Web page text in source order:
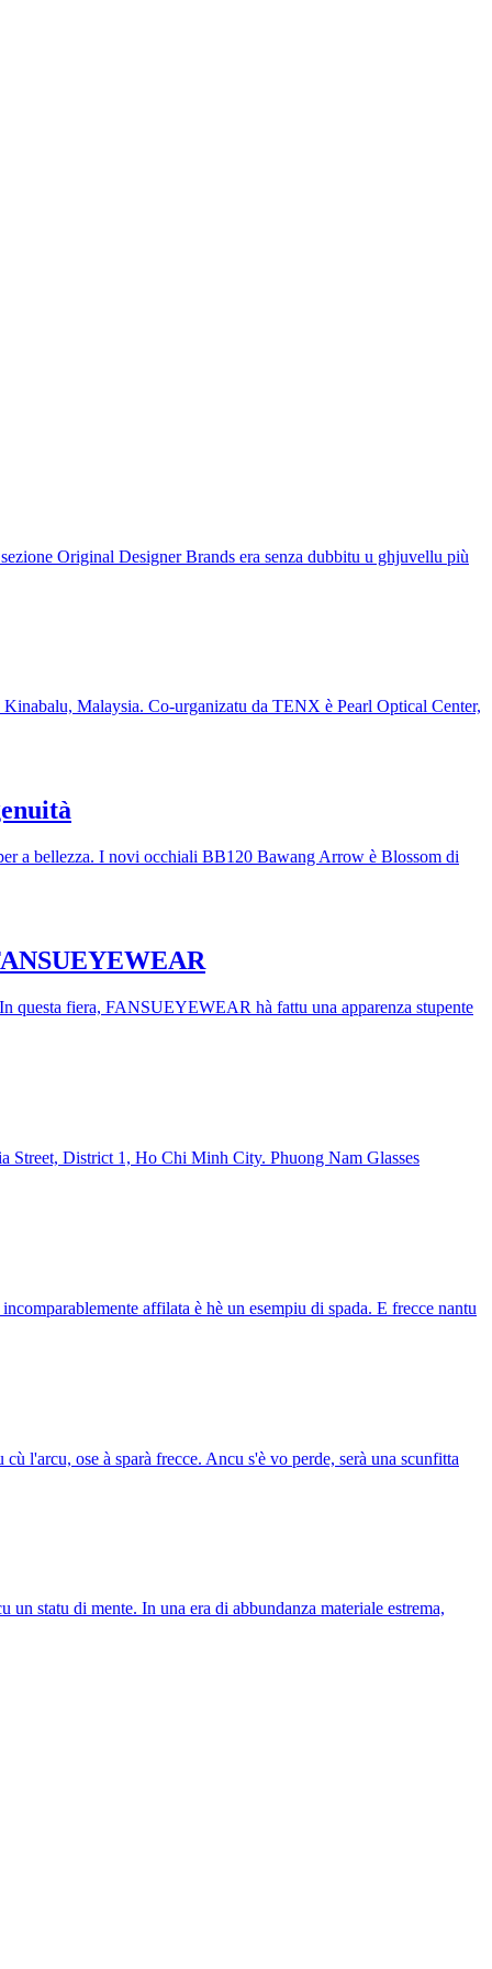
Original Designer Brands era senza dubbitu u ghjuvellu più
Malaysia. Co-urganizatu da TENX è Pearl Optical Center,
a bellezza. I novi occhiali BB120 Bawang Arrow è Blossom di
questa fiera, FANSUEYEWEAR hà fattu una apparenza stupente
District 1, Ho Chi Minh City. Phuong Nam Glasses
affilata è hè un esempiu di spada. E frecce nantu
l'arcu, ose à sparà frecce. Ancu s'è vo perde, serà una scunfitta
statu di mente. In una era di abbundanza materiale estrema,